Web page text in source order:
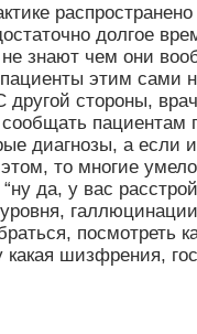
долгое
не знают чем они
этим сами
другой стороны,
пациентам
диагнозы, а если
то многие умело
да, у вас
уровня,
посмотреть
шизфрения,